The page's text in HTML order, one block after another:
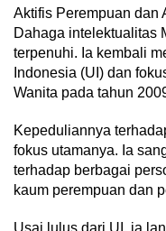
Aktifis Perempuan dan
Dahaga intelektualitas
terpenuhi. Ia kembali
Indonesia (UI) dan
Wanita pada tahun
Kepeduliannya
fokus utamanya. Ia
terhadap berbagai
kaum perempuan dan
Usai lulus dari UI, ia